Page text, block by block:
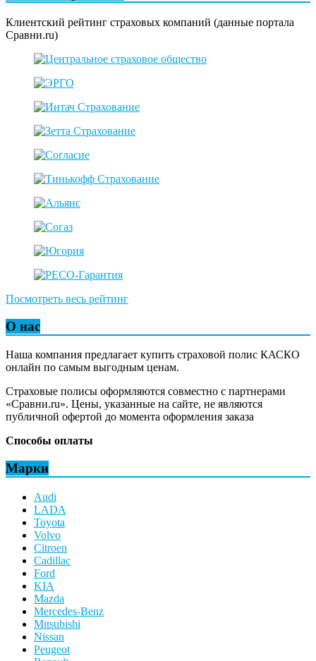
Клиентский рейтинг страховых компаний (данные портала
Сравни.ru)
Посмотреть весь рейтинг
О нас
Наша компания предлагает купить страховой полис КАСКО
онлайн по самым выгодным ценам.
Страховые полисы оформляются совместно с партнерами
«Сравни.ru». Цены, указанные на сайте, не являются
публичной офертой до момента оформления заказа
Способы оплаты
Марки
Audi
LADA
Toyota
Volvo
Citroen
Cadillac
Ford
KIA
Mazda
Mercedes-Benz
Mitsubishi
Nissan
Peugeot